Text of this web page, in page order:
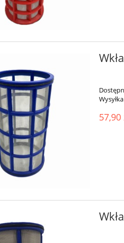
57,90